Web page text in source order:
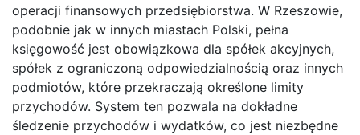
operacji finansowych przedsiębiorstwa. W Rzeszowie,
podobnie jak w innych miastach Polski, pełna
księgowość jest obowiązkowa dla spółek akcyjnych,
spółek z ograniczoną odpowiedzialnością oraz innych
podmiotów, które przekraczają określone limity
przychodów. System ten pozwala na dokładne
śledzenie przychodów i wydatków, co jest niezbędne